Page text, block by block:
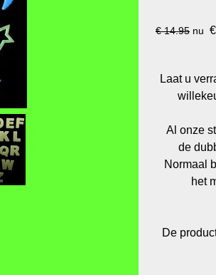
€ 14.95 nu €
Laat u
Al onze
de
Normaal
het
De